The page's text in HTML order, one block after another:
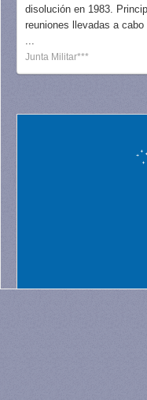
disolución en 1983.
reuniones llevadas a
...
Junta Militar***